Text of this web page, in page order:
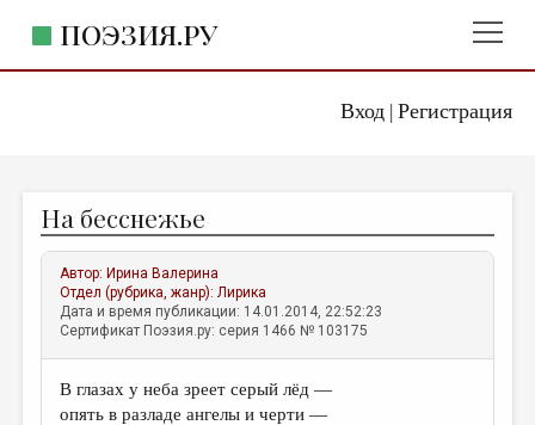
Вход| Регистрация
ПОЭЗИЯ.РУ
ЖАНРЫ
АВТОРЫ
КОММЕНТАРИИ
ЛИТСАЛОН
НОВОСТИ
На бесснежье
Автор: Ирина Валерина
Отдел (рубрика, жанр):Лирика
Дата и время публикации: 14.01.2014, 22:52:23
Сертификат Поэзия.ру: серия 1466 № 103175
В глазах у неба зреет серый лёд —
опять в разладе ангелы и черти —